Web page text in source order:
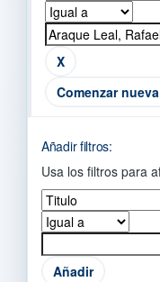
Comenzar
Añadir filtros:
Usa los filtros para